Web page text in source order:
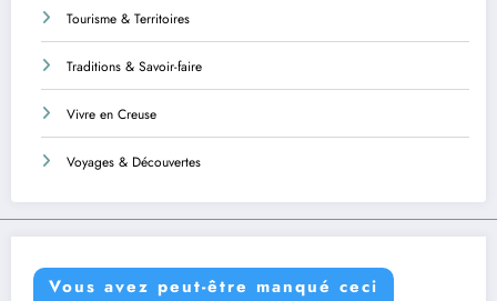
Tourisme & Territoires
Traditions & Savoir-faire
Vivre en Creuse
Voyages & Découvertes
Vous avez peut-être manqué ceci